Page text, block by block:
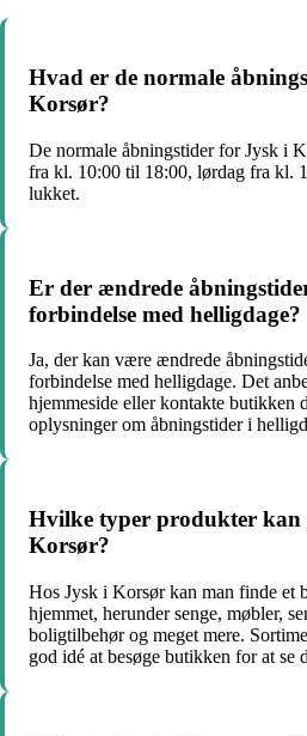
Hvad er de normale
Korsør?
De normale åbningstider for Jysk i
fra kl. 10:00 til 18:00, lørdag fra kl.
lukket.
Er der ændrede
forbindelse med helligdage?
Ja, der kan være ændrede
forbindelse med helligdage. Det
hjemmeside eller kontakte butikken
oplysninger om åbningstider i
Hvilke typer produkter kan
Korsør?
Hos Jysk i Korsør kan man finde et
hjemmet, herunder senge, møbler,
boligtilbehør og meget mere.
god idé at besøge butikken for at se